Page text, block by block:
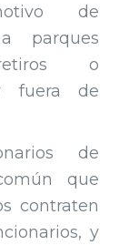
de
parques
o
fuera de
de
que
contraten
y